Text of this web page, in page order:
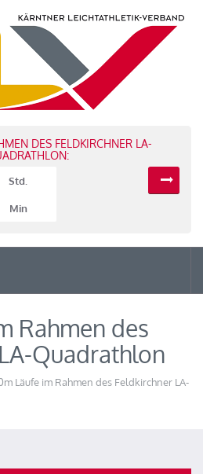
DES FELDKIRCHNER LA-
Std.
Min
Rahmen des
Quadrathlon
Läufe im Rahmen des Feldkirchner LA-